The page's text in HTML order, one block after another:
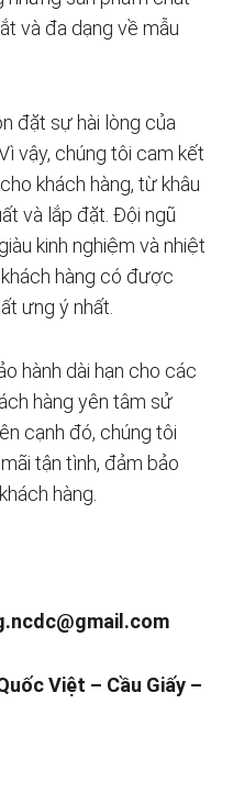
và đa dạng về mẫu
đặt sự hài lòng của
vậy, chúng tôi cam kết
khách hàng, từ khâu
và lắp đặt. Đội ngũ
kinh nghiệm và nhiệt
hàng có được
ưng ý nhất.
hành dài hạn cho các
hàng yên tâm sử
cạnh đó, chúng tôi
tận tình, đảm bảo
hàng.
Việt – Cầu Giấy –